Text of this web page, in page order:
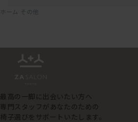
ホーム その他
最高の一脚に出会いたい方へ
専門スタッフがあなたのための
椅子選びをサポートいたします。